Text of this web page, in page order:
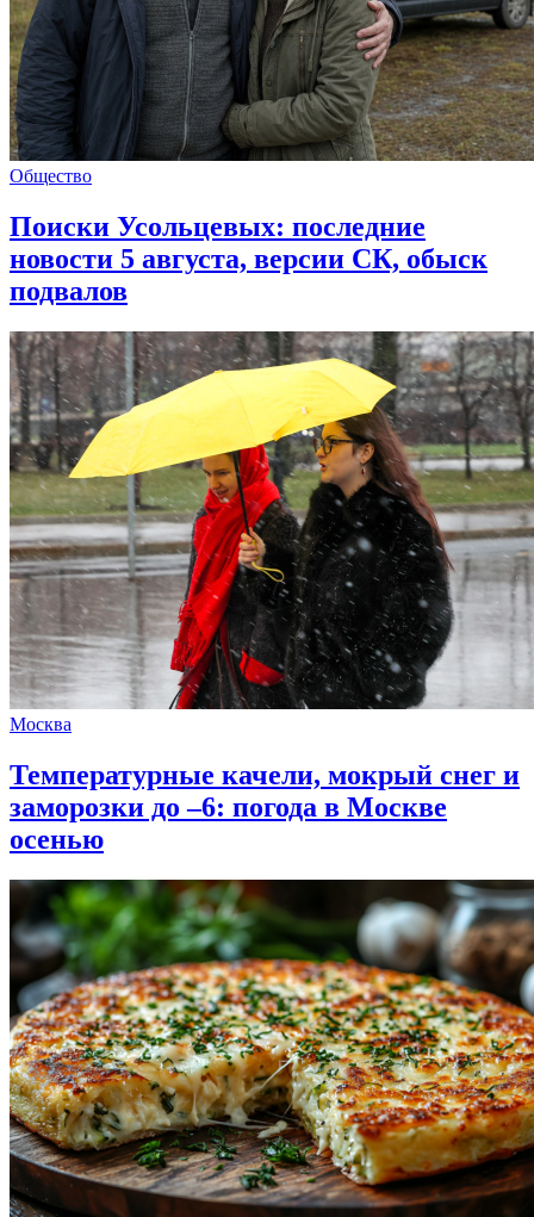
Общество
Поиски Усольцевых: последние
новости 5 августа, версии СК, обыск
подвалов
Москва
Температурные качели, мокрый снег и
заморозки до –6: погода в Москве
осенью